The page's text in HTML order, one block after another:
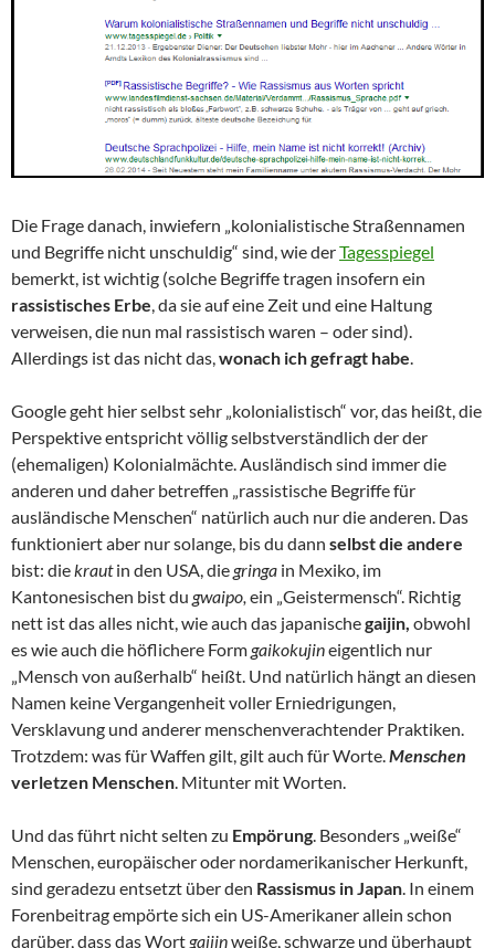
Die Frage danach, inwiefern „kolonialistische Straßennamen
und Begriffe nicht unschuldig“ sind, wie derTagesspiegel
bemerkt, ist wichtig (solche Begriffe tragen insofern ein
rassistisches Erbe, da sie auf eine Zeit und eine Haltung
verweisen, die nun mal rassistisch waren – oder sind).
Allerdings ist das nicht das,wonach ich gefragt habe.
Google geht hier selbst sehr „kolonialistisch“ vor, das heißt, die
Perspektive entspricht völlig selbstverständlich der der
(ehemaligen) Kolonialmächte. Ausländisch sind immer die
anderen und daher betreffen „rassistische Begriffe für
ausländische Menschen“ natürlich auch nur die anderen. Das
funktioniert aber nur solange, bis du dann selbst die andere
bist: diekrautin den USA, die gringa in Mexiko, im
Kantonesischen bist du gwaipo, ein „Geistermensch“. Richtig
nett ist das alles nicht, wie auch das japanischegaijin, obwohl
es wie auch die höflichere Form gaikokujineigentlich nur
„Mensch von außerhalb“ heißt. Und natürlich hängt an diesen
Namen keine Vergangenheit voller Erniedrigungen,
Versklavung und anderer menschenverachtender Praktiken.
Trotzdem: was für Waffen gilt, gilt auch für Worte.Menschen
verletzen Menschen. Mitunter mit Worten.
Und das führt nicht selten zu Empörung. Besonders „weiße“
Menschen, europäischer oder nordamerikanischer Herkunft,
sind geradezu entsetzt über den Rassismus in Japan. In einem
Forenbeitrag empörte sich ein US-Amerikaner allein schon
darüber, dass das Wort gaijinweiße, schwarze und überhaupt